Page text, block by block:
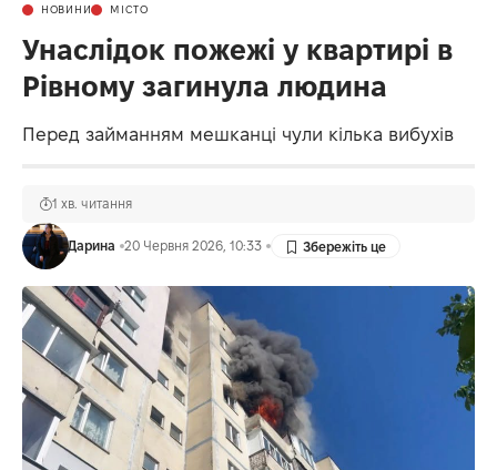
НОВИНИ МІСТО
Унаслідок пожежі у квартирі в
Рівному загинула людина
Перед займанням мешканці чули кілька вибухів
Дарина 20 Червня 2026, 10:33
1 хв. читання